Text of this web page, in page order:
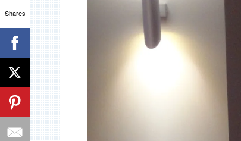
Shares